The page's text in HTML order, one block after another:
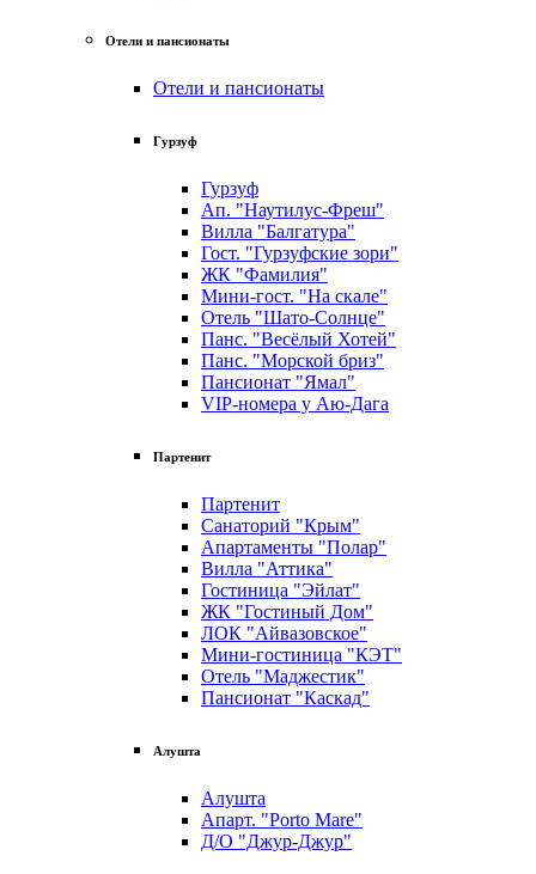
Отели и пансионаты
Отели и пансионаты
Гурзуф
Гурзуф
Ап. "Наутилус-Фреш"
Вилла "Балгатура"
Гост. "Гурзуфские зори"
ЖК "Фамилия"
Мини-гост. "На скале"
Отель "Шато-Солнце"
Панс. "Весёлый Хотей"
Панс. "Морской бриз"
Пансионат "Ямал"
VIP-номера у Аю-Дага
Партенит
Партенит
Санаторий "Крым"
Апартаменты "Полар"
Вилла "Аттика"
Гостиница "Эйлат"
ЖК "Гостиный Дом"
ЛОК "Айвазовское"
Мини-гостиница "КЭТ"
Отель "Маджестик"
Пансионат "Каскад"
Алушта
Алушта
Апарт. "Porto Mare"
Д/О "Джур-Джур"